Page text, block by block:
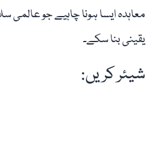
معاہدہ ایسا ہونا چاہیے جو عالمی
یقینی بنا سکے۔
شیئر کریں: